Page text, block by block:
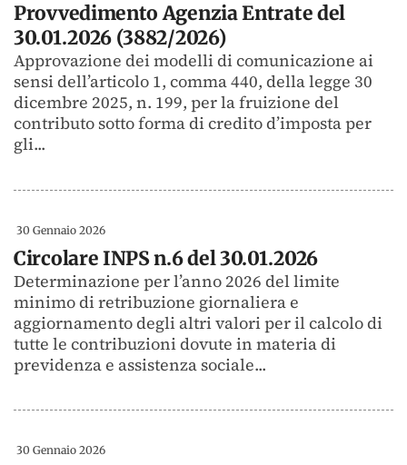
Provvedimento Agenzia Entrate del
30.01.2026 (3882/2026)
Approvazione dei modelli di comunicazione ai
sensi dell’articolo 1, comma 440, della legge 30
dicembre 2025, n. 199, per la fruizione del
contributo sotto forma di credito d’imposta per
gli...
30 Gennaio 2026
Circolare INPS n.6 del 30.01.2026
Determinazione per l’anno 2026 del limite
minimo di retribuzione giornaliera e
aggiornamento degli altri valori per il calcolo di
tutte le contribuzioni dovute in materia di
previdenza e assistenza sociale...
30 Gennaio 2026